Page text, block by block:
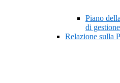
Piano
di gestione
Relazione sulla